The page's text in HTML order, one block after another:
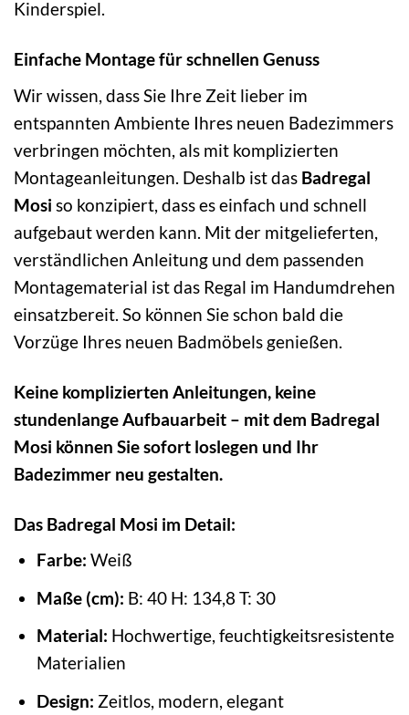
Kinderspiel.
Einfache Montage für schnellen Genuss
Wir wissen, dass Sie Ihre Zeit lieber im
entspannten Ambiente Ihres neuen Badezimmers
verbringen möchten, als mit komplizierten
Montageanleitungen. Deshalb ist das Badregal
Mosi so konzipiert, dass es einfach und schnell
aufgebaut werden kann. Mit der mitgelieferten,
verständlichen Anleitung und dem passenden
Montagematerial ist das Regal im Handumdrehen
einsatzbereit. So können Sie schon bald die
Vorzüge Ihres neuen Badmöbels genießen.
Keine komplizierten Anleitungen, keine
stundenlange Aufbauarbeit – mit dem Badregal
Mosi können Sie sofort loslegen und Ihr
Badezimmer neu gestalten.
Das Badregal Mosi im Detail:
Farbe: Weiß
Maße (cm): B: 40 H: 134,8 T: 30
Material: Hochwertige, feuchtigkeitsresistente
Materialien
Design: Zeitlos, modern, elegant